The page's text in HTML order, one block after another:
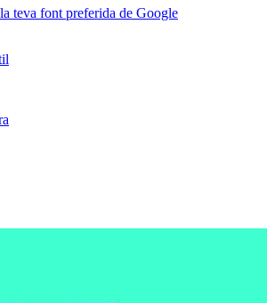
teva font preferida de Google